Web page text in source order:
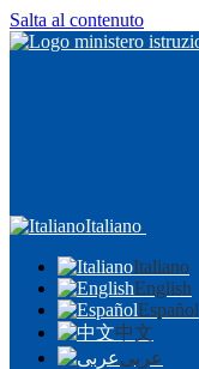
Salta al contenuto
Italiano
Italiano
English
Español
中文
عربى